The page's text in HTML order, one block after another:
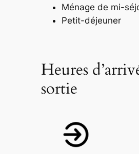
Ménage de mi-
Petit-déjeuner
Heures
sortie